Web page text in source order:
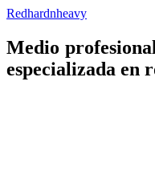
Redhardnheavy
Medio
especializada en